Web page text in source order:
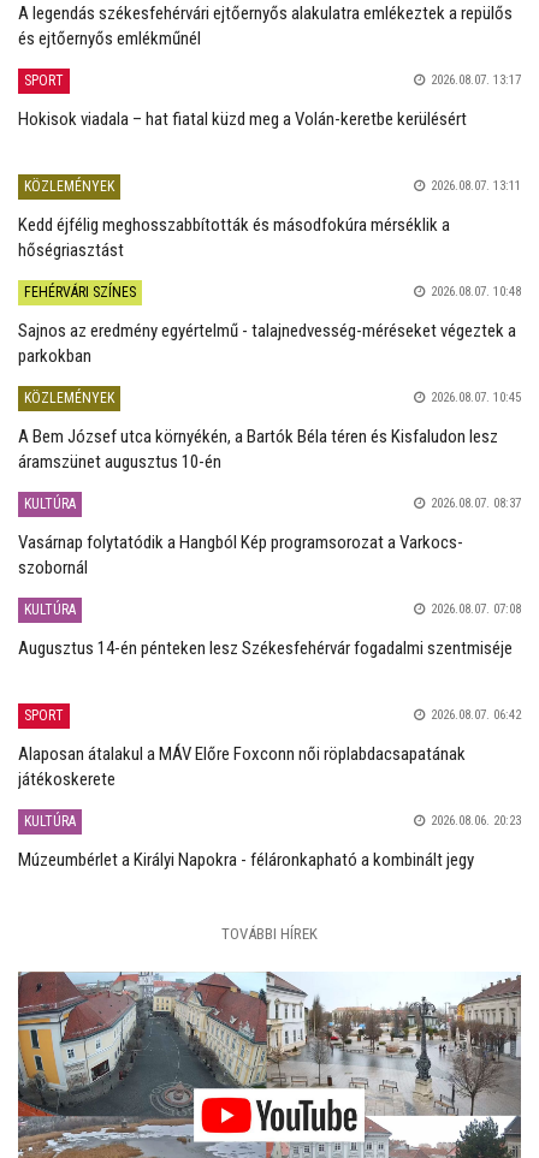
A legendás székesfehérvári ejtőernyős alakulatra emlékeztek a repülős
és ejtőernyős emlékműnél
SPORT 2026.08.07. 13:17
Hokisok viadala – hat fiatal küzd meg a Volán-keretbe kerülésért
KÖZLEMÉNYEK 2026.08.07. 13:11
Kedd éjfélig meghosszabbították és másodfokúra mérséklik a
hőségriasztást
FEHÉRVÁRI SZÍNES 2026.08.07. 10:48
Sajnos az eredmény egyértelmű - talajnedvesség-méréseket végeztek a
parkokban
KÖZLEMÉNYEK 2026.08.07. 10:45
A Bem József utca környékén, a Bartók Béla téren és Kisfaludon lesz
áramszünet augusztus 10-én
KULTÚRA 2026.08.07. 08:37
Vasárnap folytatódik a Hangból Kép programsorozat a Varkocs-
szobornál
KULTÚRA 2026.08.07. 07:08
Augusztus 14-én pénteken lesz Székesfehérvár fogadalmi szentmiséje
SPORT 2026.08.07. 06:42
Alaposan átalakul a MÁV Előre Foxconn női röplabdacsapatának
játékoskerete
KULTÚRA 2026.08.06. 20:23
Múzeumbérlet a Királyi Napokra - féláronkapható a kombinált jegy
TOVÁBBI HÍREK